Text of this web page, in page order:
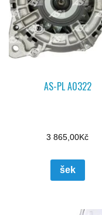
AS-PL A0322
3 865,00Kč
šek